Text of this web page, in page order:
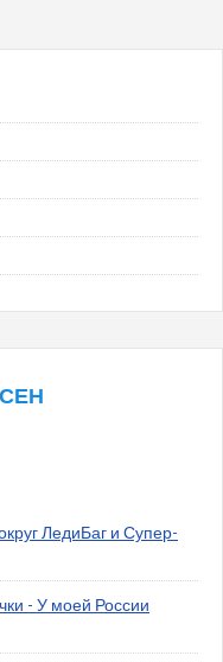
ЛедиБаг и Супер-
- У моей России